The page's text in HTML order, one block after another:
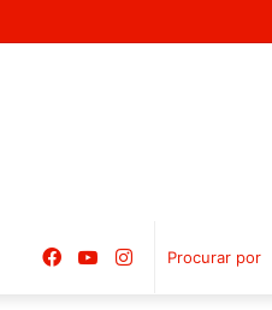
Instagram
YouTube
Facebook